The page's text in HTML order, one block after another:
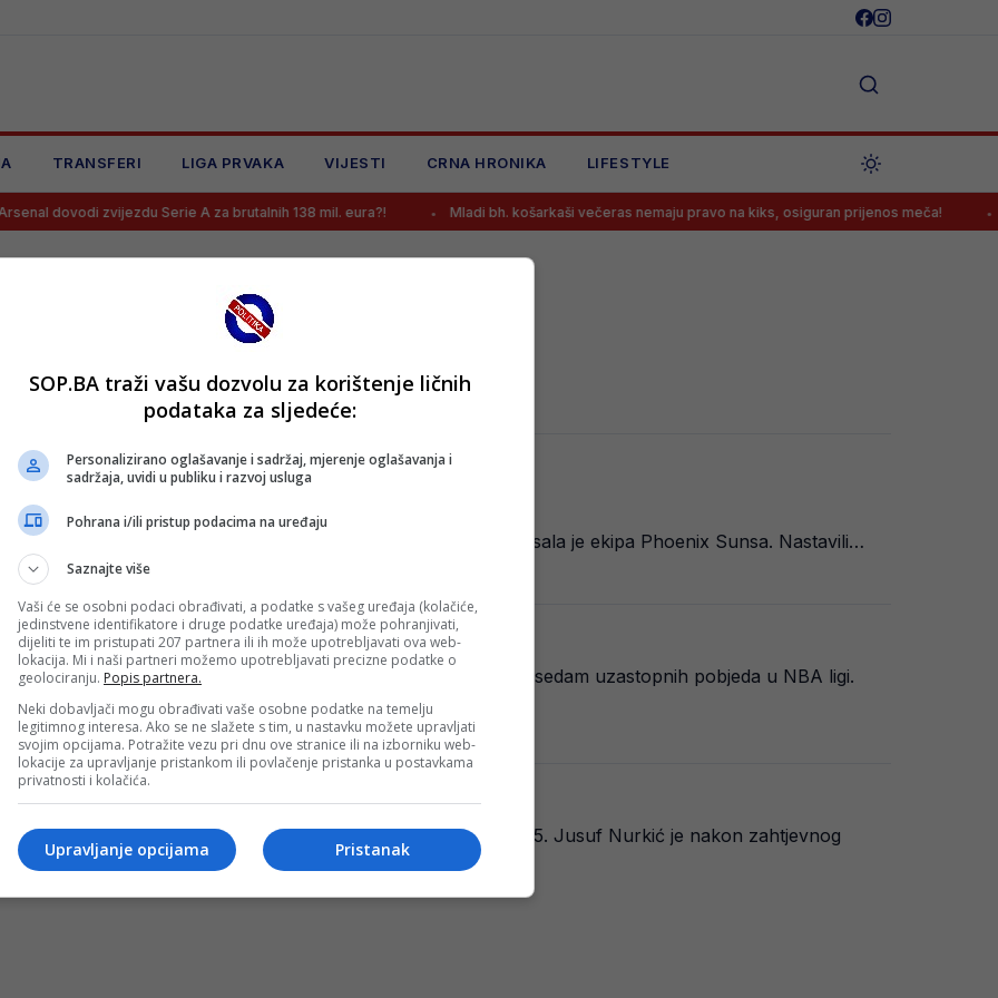
TRANSFERI LIGA PRVAKA VIJESTI CRNA HRONIKA LIFESTYLE
dovodi zvijezdu Serie A za brutalnih 138 mil. eura?! Mladi bh. košarkaši večeras nemaju pravo na kiks, osiguran prijenos meča!
kakvu je partiju pružio
parketima košarkaške NBA lige, a novi neočekivan poraz upisala je ekipa Phoenix Sunsa. Nastavili…
prekinut niz pobjeda Phoenixa
Phoenix Sunse rezultatom 112:105, prekinuvši njihov niz od sedam uzastopnih pobjeda u NBA ligi.
u pobjedi Phoenixa
u nizu protiv Golden State Warriorsa rezultatom 123:115. Jusuf Nurkić je nakon zahtjevnog
SOP.BA traži vašu dozvolu za korištenje ličnih
podataka za sljedeće:
Personalizirano oglašavanje i sadržaj, mjerenje oglašavanja i
sadržaja, uvidi u publiku i razvoj usluga
Pohrana i/ili pristup podacima na uređaju
Saznajte više
Vaši će se osobni podaci obrađivati, a podatke s vašeg uređaja (kolačiće,
jedinstvene identifikatore i druge podatke uređaja) može pohranjivati,
dijeliti te im pristupati 207 partnera ili ih može upotrebljavati ova web-
lokacija. Mi i naši partneri možemo upotrebljavati precizne podatke o
geolociranju. Popis partnera.
Neki dobavljači mogu obrađivati vaše osobne podatke na temelju
legitimnog interesa. Ako se ne slažete s tim, u nastavku možete upravljati
svojim opcijama. Potražite vezu pri dnu ove stranice ili na izborniku web-
lokacije za upravljanje pristankom ili povlačenje pristanka u postavkama
privatnosti i kolačića.
Pristanak
Upravljanje opcijama